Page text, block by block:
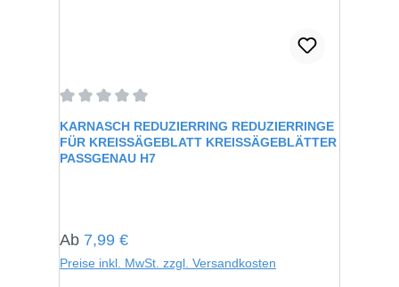
KARNASCH REDUZIERRING REDUZIERRINGE
FÜR KREISSÄGEBLATT KREISSÄGEBLÄTTER
PASSGENAU H7
Regulärer Preis:
Ab 7,99 €
Preise inkl. MwSt. zzgl. Versandkosten